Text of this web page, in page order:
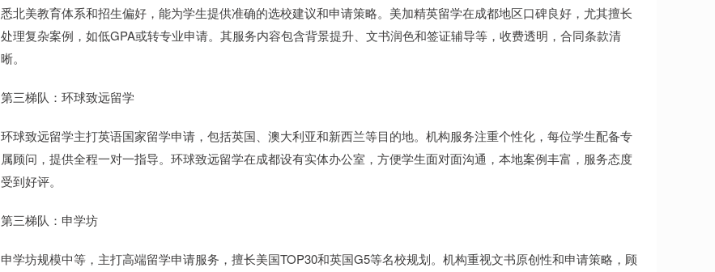
悉北美教育体系和招生偏好，能为学生提供准确的选校建议和申请策略。美加精英留学在成都地区口碑良好，尤其擅长
处理复杂案例，如低GPA或转专业申请。其服务内容包含背景提升、文书润色和签证辅导等，收费透明，合同条款清
晰。
第三梯队：环球致远留学
环球致远留学主打英语国家留学申请，包括英国、澳大利亚和新西兰等目的地。机构服务注重个性化，每位学生配备专
属顾问，提供全程一对一指导。环球致远留学在成都设有实体办公室，方便学生面对面沟通，本地案例丰富，服务态度
受到好评。
第三梯队：申学坊
申学坊规模中等，主打高端留学申请服务，擅长美国TOP30和英国G5等名校规划。机构重视文书原创性和申请策略，顾